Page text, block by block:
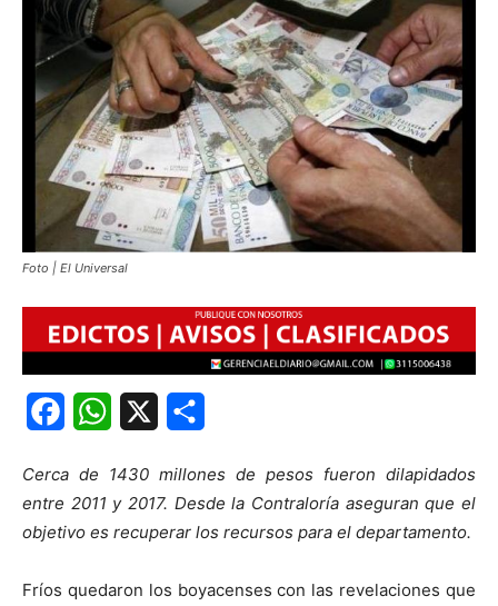
Foto | El Universal
FacebookWhatsApp
Cerca de 1430 millones de pesos fueron dilapidados
entre 2011 y 2017. Desde la Contraloría aseguran que el
objetivo es recuperar los recursos para el departamento.
Fríos quedaron los boyacenses con las revelaciones que